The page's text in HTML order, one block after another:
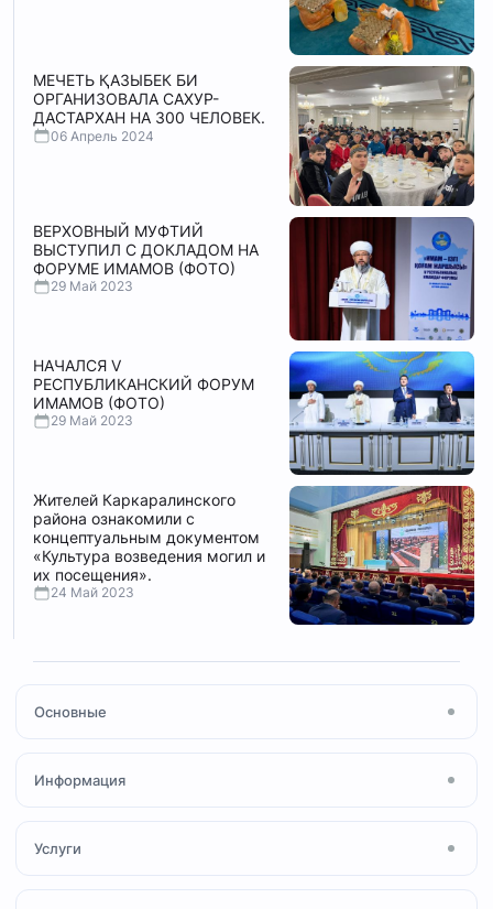
МЕЧЕТЬ ҚАЗЫБЕК БИ
ОРГАНИЗОВАЛА САХУР-
ДАСТАРХАН НА 300 ЧЕЛОВЕК.
06 Апрель 2024
ВЕРХОВНЫЙ МУФТИЙ
ВЫСТУПИЛ С ДОКЛАДОМ НА
ФОРУМЕ ИМАМОВ (ФОТО)
29 Май 2023
НАЧАЛСЯ V
РЕСПУБЛИКАНСКИЙ ФОРУМ
ИМАМОВ (ФОТО)
29 Май 2023
Жителей Каркаралинского
района ознакомили с
концептуальным документом
«Культура возведения могил и
их посещения».
24 Май 2023
Основные
Посты
Ihsan Media
Информация
Молитва Намаз
Услуги